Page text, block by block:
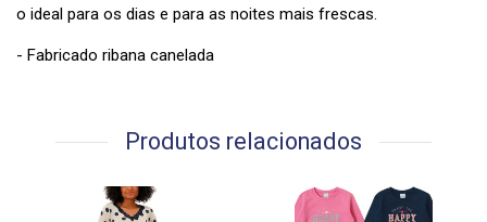
o ideal para os dias e para as noites mais frescas.
- Fabricado ribana canelada
Produtos relacionados